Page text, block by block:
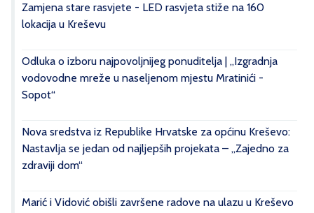
Zamjena stare rasvjete - LED rasvjeta stiže na 160
lokacija u Kreševu
Odluka o izboru najpovoljnijeg ponuditelja | „Izgradnja
vodovodne mreže u naseljenom mjestu Mratinići -
Sopot“
Nova sredstva iz Republike Hrvatske za općinu Kreševo:
Nastavlja se jedan od najljepših projekata – „Zajedno za
zdraviji dom“
Marić i Vidović obišli završene radove na ulazu u Kreševo